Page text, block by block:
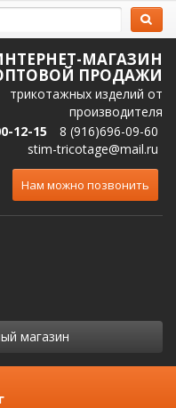
МАГАЗИН
ПРОДАЖИ
трикотажных изделий от
производителя
12-15
8 (916)696-09-60
stim-tricotage@mail.ru
Нам можно позвонить
магазин